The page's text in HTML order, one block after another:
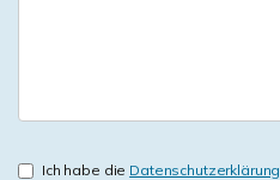
Ich habe die Datenschutzerklärung